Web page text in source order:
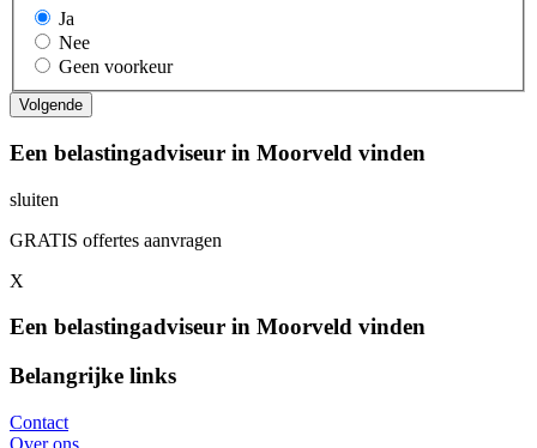
Ja
Nee
Geen voorkeur
Een belastingadviseur in Moorveld vinden
sluiten
GRATIS offertes aanvragen
X
Een belastingadviseur in Moorveld vinden
Belangrijke links
Contact
Over ons